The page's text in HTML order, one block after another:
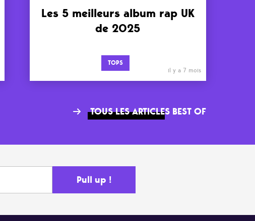
Les 5 meilleurs album rap UK
de 2025
TOPS
il y a 7 mois
TOUS LES ARTICLES BEST OF